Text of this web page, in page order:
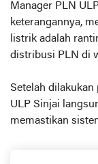
Manager PLN
keterangannya,
listrik adalah
distribusi PLN di
Setelah dilakukan
ULP Sinjai
memastikan